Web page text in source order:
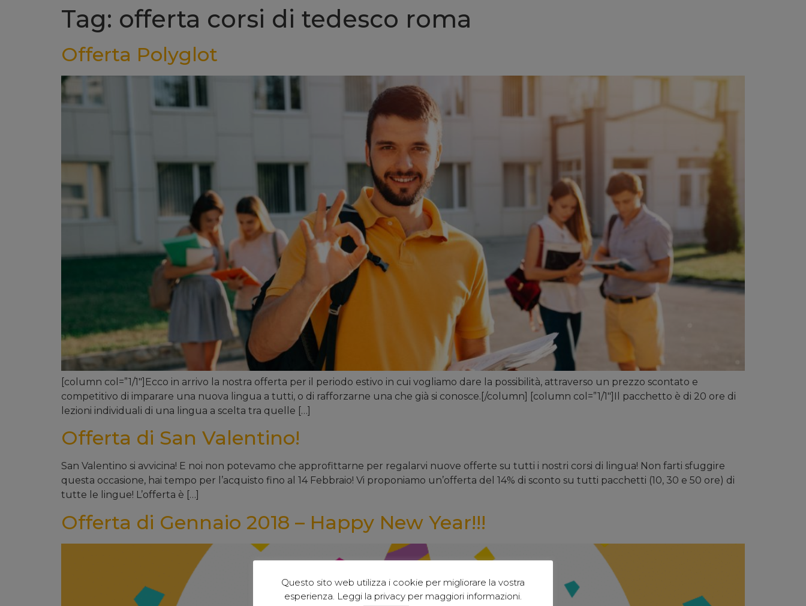
Tag: offerta corsi di tedesco roma
Offerta Polyglot
[column col=”1/1″]Ecco in arrivo la nostra offerta per il periodo estivo in cui vogliamo dare la possibilità, attraverso un prezzo scontato e
competitivo di imparare una nuova lingua a tutti, o di rafforzarne una che già si conosce.[/column] [column col=”1/1″]Il pacchetto è di 20 ore di
lezioni individuali di una lingua a scelta tra quelle […]
Offerta di San Valentino!
San Valentino si avvicina! E noi non potevamo che approfittarne per regalarvi nuove offerte su tutti i nostri corsi di lingua! Non farti sfuggire
questa occasione, hai tempo per l’acquisto fino al 14 Febbraio! Vi proponiamo un’offerta del 14% di sconto su tutti pacchetti (10, 30 e 50 ore) di
tutte le lingue! L’offerta è […]
Offerta di Gennaio 2018 – Happy New Year!!!
Questo sito web utilizza i cookie per migliorare la vostra
esperienza. Leggi la privacy per maggiori informazioni.